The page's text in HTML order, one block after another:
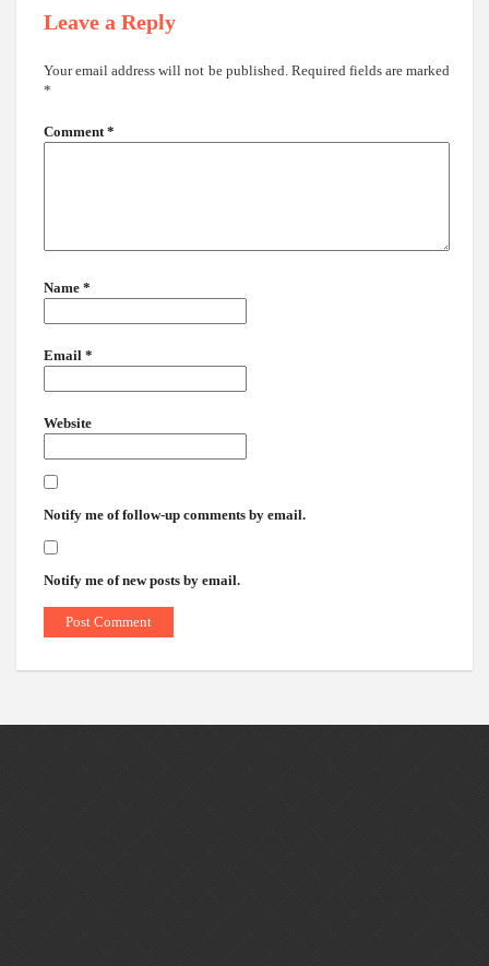
Leave a Reply
Your email address will not be published. Required fields are marked
*
Comment *
Name *
Email *
Website
Notify me of follow-up comments by email.
Notify me of new posts by email.